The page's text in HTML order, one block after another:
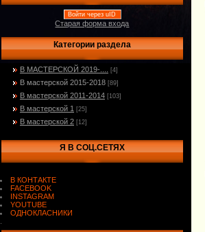
Войти через uID
Старая форма входа
Категории раздела
В МАСТЕРСКОЙ 2019-.... [4]
В мастерской 2015-2018 [89]
В мастерской 2011-2014 [103]
В мастерской 1 [25]
В мастерской 2 [12]
Я В СОЦ.СЕТЯХ
В КОНТАКТЕ
FACEBOOK
INSTAGRAM
YOUTUBE
ОДНОКЛАСНИКИ